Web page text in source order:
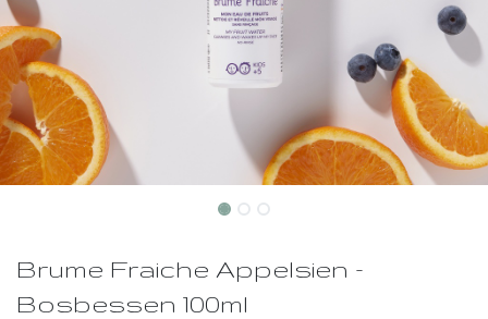
Brume Fraiche Appelsien -
Bosbessen 100ml